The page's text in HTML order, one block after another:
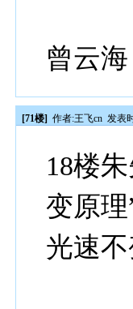
曾云海
[71楼] 作者:王飞cn 发表
18楼
变原
光速